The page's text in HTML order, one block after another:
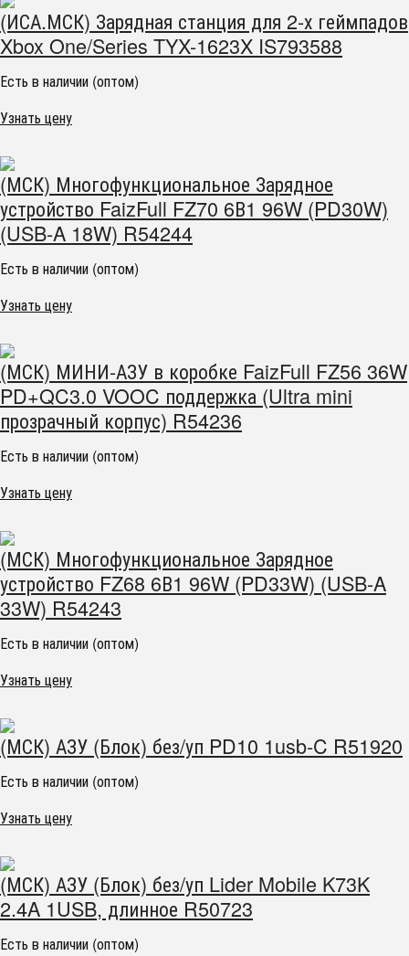
(ИСА.МСК) Зарядная станция для 2-х геймпадов
Xbox One/Series TYX-1623X IS793588
Есть в наличии (оптом)
Узнать цену
(МСК) Многофункциональное Зарядное
устройство FaizFull FZ70 6В1 96W (PD30W)
(USB-A 18W) R54244
Есть в наличии (оптом)
Узнать цену
(МСК) МИНИ-АЗУ в коробке FaizFull FZ56 36W
PD+QC3.0 VOOC поддержка (Ultra mini
прозрачный корпус) R54236
Есть в наличии (оптом)
Узнать цену
(МСК) Многофункциональное Зарядное
устройство FZ68 6В1 96W (PD33W) (USB-A
33W) R54243
Есть в наличии (оптом)
Узнать цену
(МСК) АЗУ (Блок) без/уп PD10 1usb-C R51920
Есть в наличии (оптом)
Узнать цену
(МСК) АЗУ (Блок) без/уп Lider Mobile K73K
2.4A 1USB, длинное R50723
Есть в наличии (оптом)